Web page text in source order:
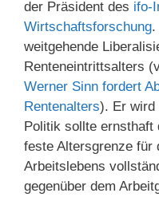
der Präsident des ifo-
Wirtschaftsforschung.
weitgehende
Renteneintrittsalters
Werner Sinn fordert
Rentenalters). Er wird
Politik sollte ernsthaft
feste Altersgrenze für
Arbeitslebens
gegenüber dem